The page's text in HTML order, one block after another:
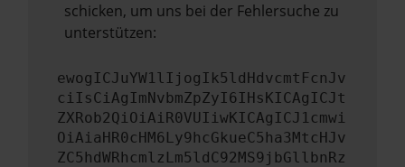
schicken, um uns bei der Fehlersuche zu
unterstützen:
ewogICJuYW1lIjogIk5ldHdvcmtFcnJv
ciIsCiAgImNvbmZpZyI6IHsKICAgICJt
ZXRob2QiOiAiR0VUIiwKICAgICJ1cmwi
OiAiaHR0cHM6Ly9hcGkueC5ha3MtcHJv
ZC5hdWRhcmlzLm5ldC92MS9jbGllbnRz